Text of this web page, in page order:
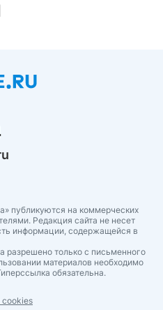
публикуются на коммерческих
Редакция сайта не несет
информации, содержащейся в
разрешено только с письменного
материалов необходимо
обязательна.
cookies